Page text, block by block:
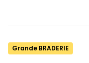
Grande BRADERIE